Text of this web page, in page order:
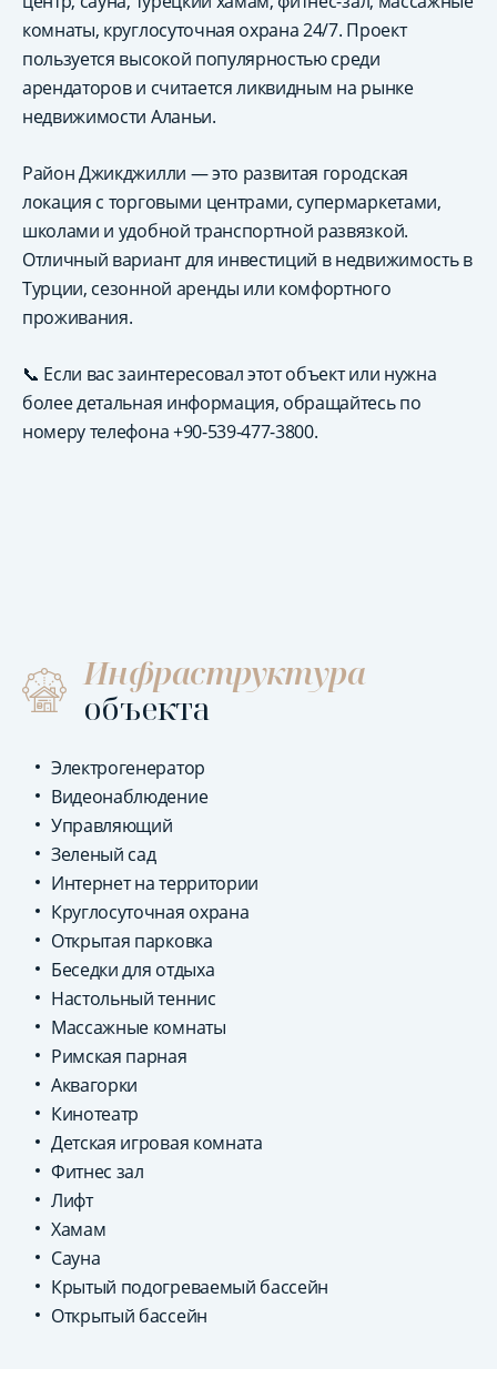
комнаты, круглосуточная охрана 24/7. Проект
пользуется высокой популярностью среди
арендаторов и считается ликвидным на рынке
недвижимости Аланьи.
Район Джикджилли — это развитая городская
локация с торговыми центрами, супермаркетами,
школами и удобной транспортной развязкой.
Отличный вариант для инвестиций в недвижимость в
Турции, сезонной аренды или комфортного
проживания.
📞 Если вас заинтересовал этот объект или нужна
более детальная информация, обращайтесь по
номеру телефона +90-539-477-3800.
Инфраструктура
объекта
Электрогенератор
Видеонаблюдение
Управляющий
Зеленый сад
Интернет на территории
Круглосуточная охрана
Открытая парковка
Беседки для отдыха
Настольный теннис
Массажные комнаты
Римская парная
Аквагорки
Кинотеатр
Детская игровая комната
Фитнес зал
Лифт
Хамам
Сауна
Крытый подогреваемый бассейн
Открытый бассейн